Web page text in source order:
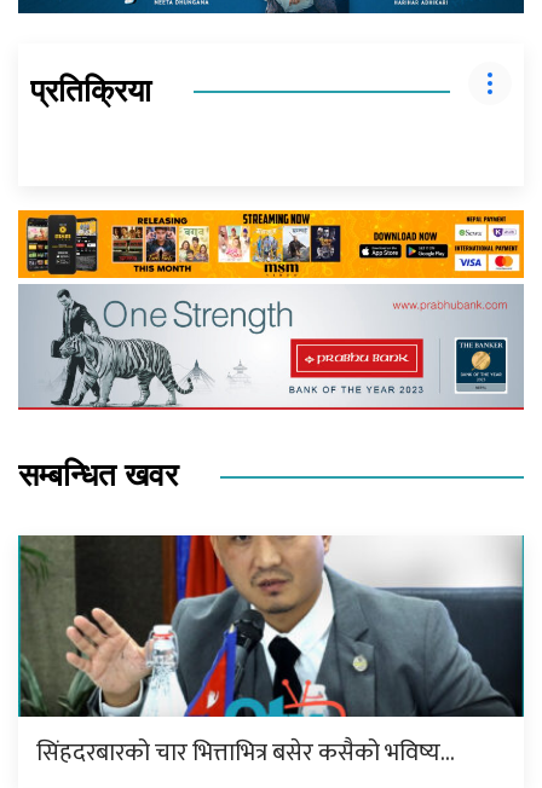
प्रतिक्रिया
सम्बन्धित खवर
सिंहदरबारको चार भित्ताभित्र बसेर कसैको भविष्य…